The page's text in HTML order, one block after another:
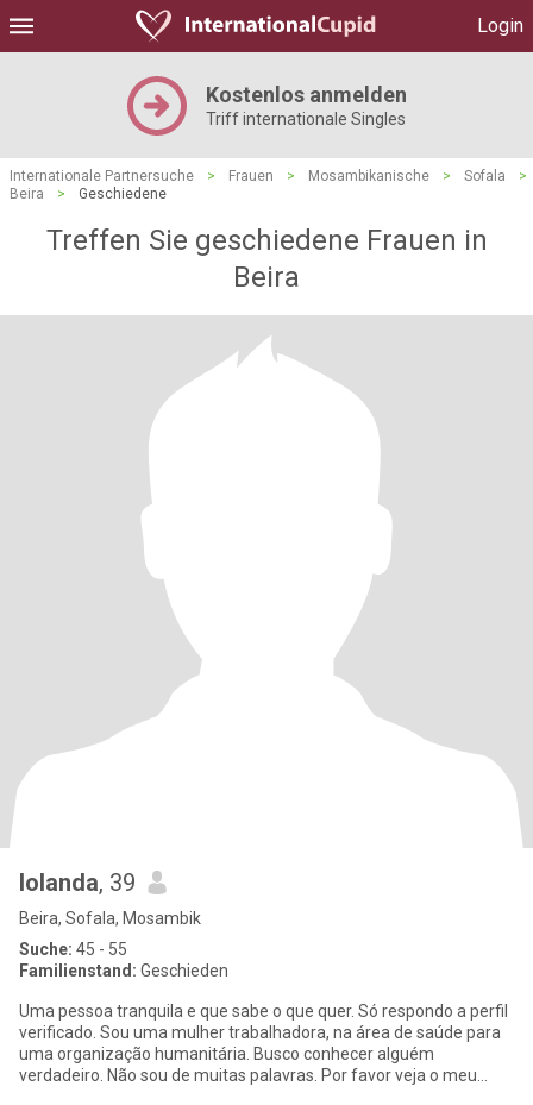
Login
Kostenlos anmelden
Triff internationale Singles
Internationale Partnersuche > Frauen > Mosambikanische > Sofala
>
Beira
> Geschiedene
Treffen Sie geschiedene Frauen in
Beira
Iolanda, 39
Beira, Sofala, Mosambik
Suche: 45 - 55
Familienstand: Geschieden
Uma pessoa tranquila e que sabe o que quer. Só respondo a perfil
verificado. Sou uma mulher trabalhadora, na área de saúde para
uma organização humanitária. Busco conhecer alguém
verdadeiro. Não sou de muitas palavras. Por favor veja o meu